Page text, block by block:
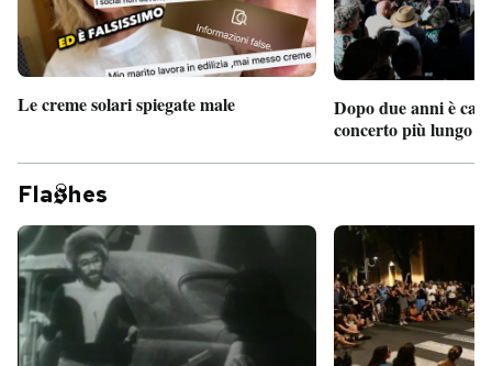
Le creme solari spiegate male
Dopo due anni è
concerto più lungo
Fla hes